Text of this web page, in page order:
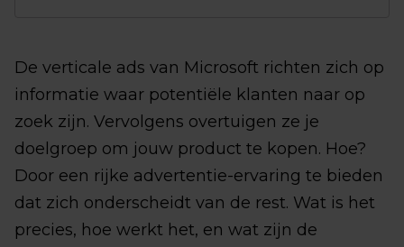
De verticale ads van Microsoft richten zich op
informatie waar potentiële klanten naar op
zoek zijn. Vervolgens overtuigen ze je
doelgroep om jouw product te kopen. Hoe?
Door een rijke advertentie-ervaring te bieden
dat zich onderscheidt van de rest. Wat is het
precies, hoe werkt het, en wat zijn de